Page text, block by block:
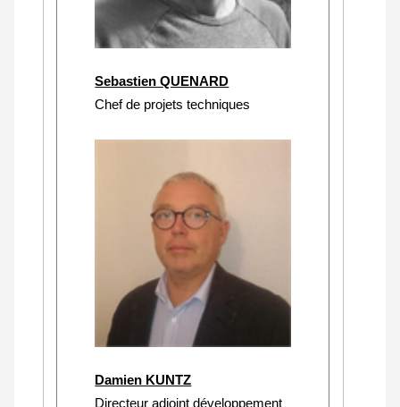
Sebastien QUENARD
Chef de projets techniques
Damien KUNTZ
Directeur adjoint développement